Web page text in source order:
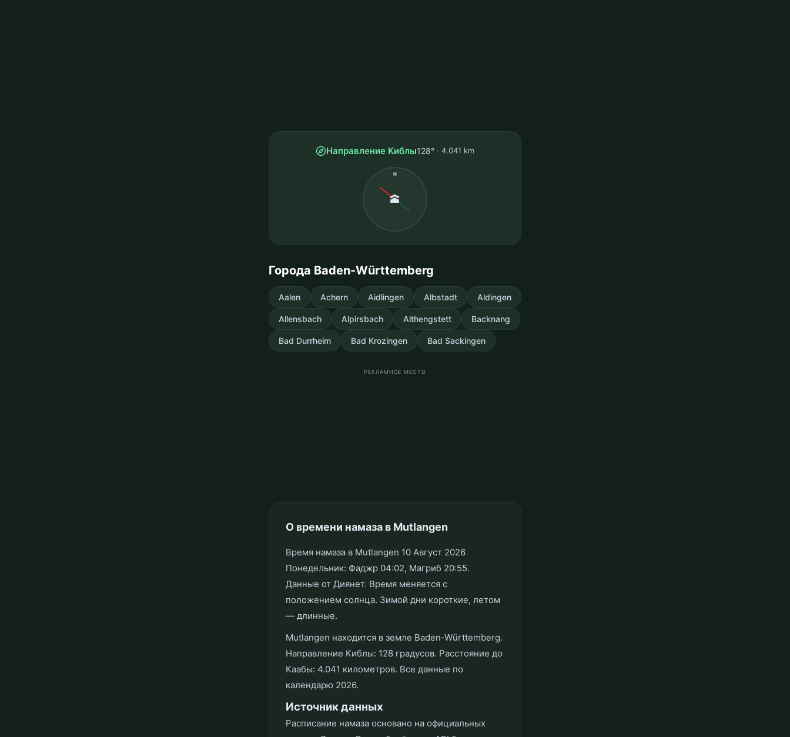
Направление Киблы128° 4.041 km
N
🕋
Города Baden-Württemberg
Aalen Achern Aidlingen Albstadt Aldingen
Allensbach Alpirsbach Althengstett Backnang
Bad Durrheim Bad Krozingen Bad Sackingen
РЕКЛАМНОЕ МЕСТО
О времени намаза в Mutlangen
Время намаза в Mutlangen 10 Август 2026
Понедельник: Фаджр 04:02, Магриб 20:55.
Данные от Диянет. Время меняется с
положением солнца. Зимой дни короткие, летом
— длинные.
Mutlangen находится в земле Baden-Württemberg.
Направление Киблы: 128 градусов. Расстояние до
Каабы: 4.041 километров. Все данные по
календарю 2026.
Источник данных
Расписание намаза основано на официальных